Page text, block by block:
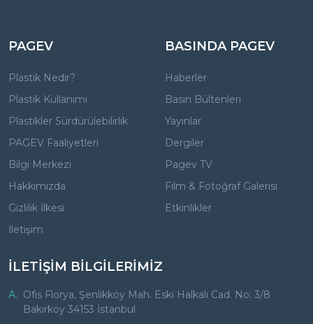
PAGEV
Plastik Nedir?
Plastik Kullanımı
Plastikler Sürdürülebilirlik
PAGEV Faaliyetleri
Bilgi Merkezi
Hakkımızda
Gizlilik İlkesi
İletişim
BASINDA PAGEV
Haberler
Basın Bültenleri
Yayınlar
Dergiler
Pagev TV
Film & Fotoğraf Galerisi
Etkinlikler
İLETİŞİM BİLGİLERİMİZ
A. Ofis Florya, Şenlikköy Mah. Eski Halkalı Cad. No: 3/8
Bakırköy 34153 İstanbul